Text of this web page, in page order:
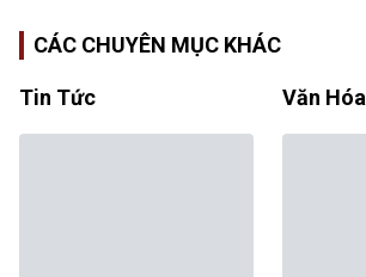
CÁC CHUYÊN MỤC KHÁC
Tin Tức Văn Hóa